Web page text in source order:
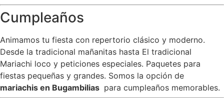
Cumpleaños
Animamos tu fiesta con repertorio clásico y moderno.
Desde la tradicional mañanitas hasta El tradicional
Mariachi loco y peticiones especiales. Paquetes para
fiestas pequeñas y grandes. Somos la opción de
mariachis en Bugambilias para cumpleaños memorables.